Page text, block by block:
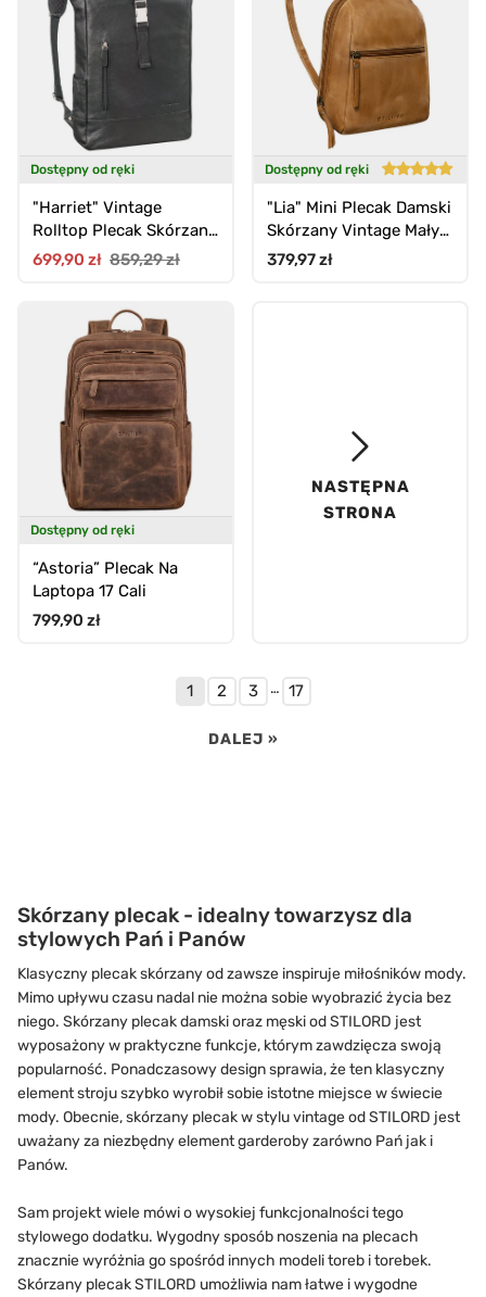
Dostępny od ręki
"Harriet" Vintage
Rolltop Plecak Skórzany
z Kieszenią Laptop 15,6-
Cena promocyjna
699,90 zł Cena standardowa
859,29 zł
Dostępny od ręki
"Lia" Mini Plecak Damski
Skórzany Vintage Mały
Daypack
Cena standardowa
379,97 zł
Dostępny od ręki
“Astoria” Plecak Na
Laptopa 17 Cali
Cena standardowa
799,90 zł
NASTĘPNA
STRONA
1 2 3 … 17
DALEJ »
Skórzany plecak - idealny towarzysz dla
stylowych Pań i Panów
Klasyczny plecak skórzany od zawsze inspiruje miłośników mody.
Mimo upływu czasu nadal nie można sobie wyobrazić życia bez
niego. Skórzany plecak damski oraz męski od STILORD jest
wyposażony w praktyczne funkcje, którym zawdzięcza swoją
popularność. Ponadczasowy design sprawia, że ten klasyczny
element stroju szybko wyrobił sobie istotne miejsce w świecie
mody. Obecnie, skórzany plecak w stylu vintage od STILORD jest
uważany za niezbędny element garderoby zarówno Pań jak i
Panów.
Sam projekt wiele mówi o wysokiej funkcjonalności tego
stylowego dodatku. Wygodny sposób noszenia na plecach
znacznie wyróżnia go spośród innych modeli toreb i torebek.
Skórzany plecak STILORD umożliwia nam łatwe i wygodne